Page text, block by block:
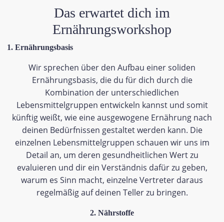
​Das erwartet dich im
Ernährungsworkshop
1. Ernährungsbasis
Wir sprechen über den Aufbau einer soliden
Ernährungsbasis, die du für dich durch die
Kombination der unterschiedlichen
Lebensmittelgruppen entwickeln kannst und somit
künftig weißt, wie eine ausgewogene Ernährung nach
deinen Bedürfnissen gestaltet werden kann. Die
einzelnen Lebensmittelgruppen schauen wir uns im
Detail an, um deren gesundheitlichen Wert zu
evaluieren und dir ein Verständnis dafür zu geben,
warum es Sinn macht, einzelne Vertreter daraus
regelmäßig auf deinen Teller zu bringen.
2. Nährstoffe